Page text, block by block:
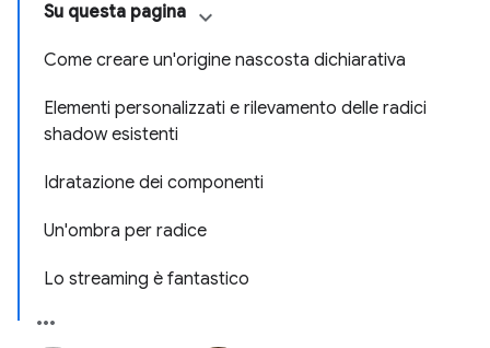
Su questa pagina
Come creare un'origine nascosta dichiarativa
Elementi personalizzati e rilevamento delle radici
shadow esistenti
Idratazione dei componenti
Un'ombra per radice
Lo streaming è fantastico